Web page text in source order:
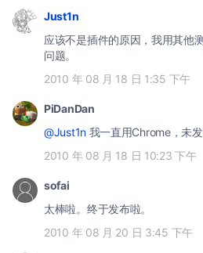
Just1n
应该不是插件的原因，我用其他
问题。
2010 年 08 月 18 日 1:35 下午
PiDanDan
@Just1n我一直用Chrome，未发
2010 年 08 月 18 日 10:23 下午
sofai
太棒啦。终于发布啦。
2010 年 08 月 20 日 3:45 下午